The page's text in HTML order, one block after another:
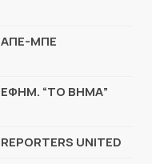
ΑΠΕ-ΜΠΕ
ΕΦΗΜ. “ΤΟ ΒΗΜΑ”
REPORTERS UNITED